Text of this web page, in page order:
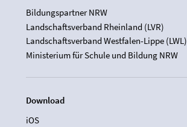
Bildungspartner NRW
Landschaftsverband Rheinland (LVR)
Landschaftsverband Westfalen-Lippe (LWL)
Ministerium für Schule und Bildung NRW
Download
iOS